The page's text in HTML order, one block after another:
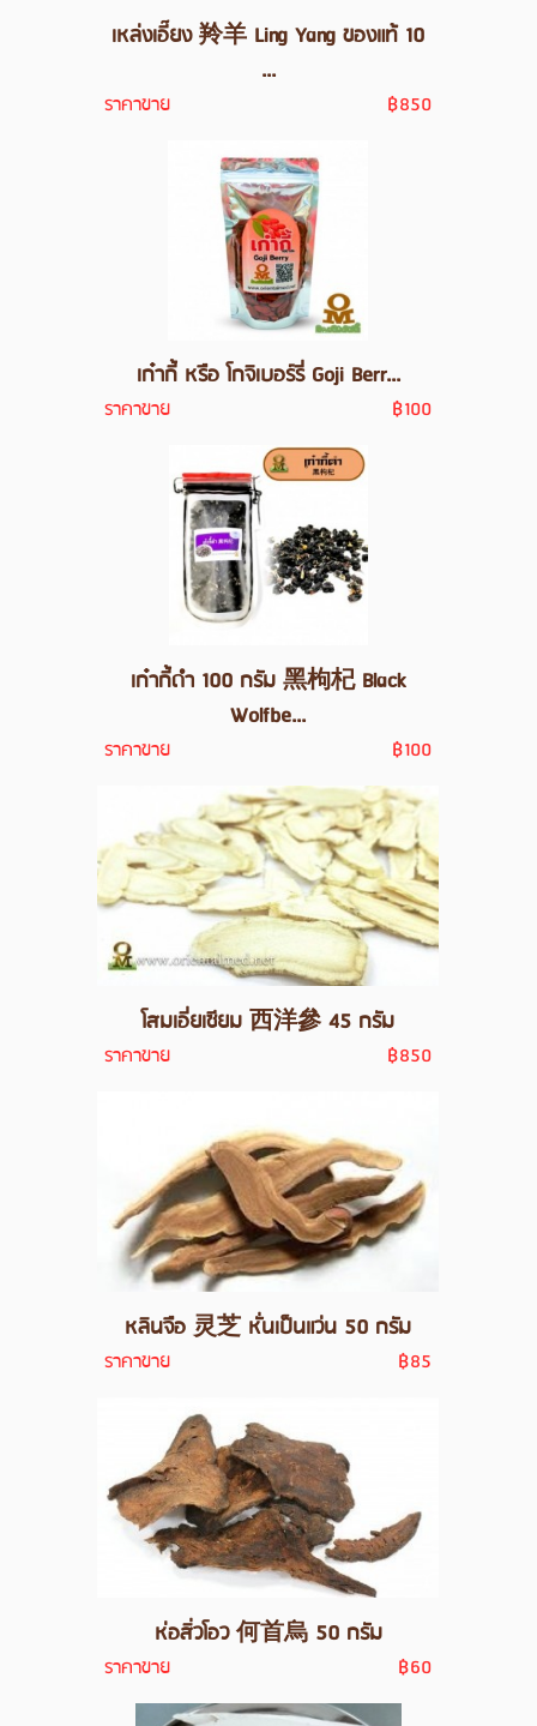
เหล่งเอี๊ยง 羚羊 Ling Yang ของแท้ 10
...
ราคาขาย ฿850
เก๋ากี้ หรือ โกจิเบอร์รี่ Goji Berr...
ราคาขาย ฿100
เก๋ากี้ดำ 100 กรัม 黑枸杞 Black
Wolfbe...
ราคาขาย ฿100
โสมเอี่ยเซียม 西洋參 45 กรัม
ราคาขาย ฿850
หลินจือ 灵芝 หั่นเป็นแว่น 50 กรัม
ราคาขาย ฿85
ห่อสิ่วโอว 何首烏 50 กรัม
ราคาขาย ฿60